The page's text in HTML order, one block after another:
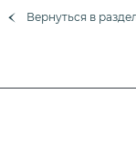
Вернуться в